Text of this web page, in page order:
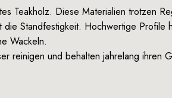
Teakholz. Diese Materialien trotzen
die Standfestigkeit. Hochwertige Profile
Wackeln.
reinigen und behalten jahrelang ihren